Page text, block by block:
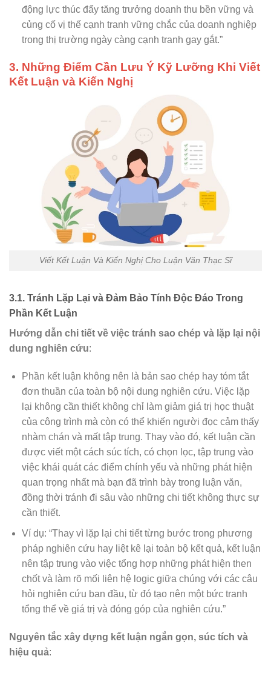
động lực thúc đẩy tăng trưởng doanh thu bền vững và
củng cố vị thế cạnh tranh vững chắc của doanh nghiệp
trong thị trường ngày càng cạnh tranh gay gắt.”
3. Những Điểm Cần Lưu Ý Kỹ Lưỡng Khi Viết
Kết Luận và Kiến Nghị
Viết Kết Luận Và Kiến Nghị Cho Luận Văn Thạc Sĩ
3.1. Tránh Lặp Lại và Đảm Bảo Tính Độc Đáo Trong
Phần Kết Luận
Hướng dẫn chi tiết về việc tránh sao chép và lặp lại nội
dung nghiên cứu:
Phần kết luận không nên là bản sao chép hay tóm tắt
đơn thuần của toàn bộ nội dung nghiên cứu. Việc lặp
lại không cần thiết không chỉ làm giảm giá trị học thuật
của công trình mà còn có thể khiến người đọc cảm thấy
nhàm chán và mất tập trung. Thay vào đó, kết luận cần
được viết một cách súc tích, có chọn lọc, tập trung vào
việc khái quát các điểm chính yếu và những phát hiện
quan trọng nhất mà bạn đã trình bày trong luận văn,
đồng thời tránh đi sâu vào những chi tiết không thực sự
cần thiết.
Ví dụ: “Thay vì lặp lại chi tiết từng bước trong phương
pháp nghiên cứu hay liệt kê lại toàn bộ kết quả, kết luận
nên tập trung vào việc tổng hợp những phát hiện then
chốt và làm rõ mối liên hệ logic giữa chúng với các câu
hỏi nghiên cứu ban đầu, từ đó tạo nên một bức tranh
tổng thể về giá trị và đóng góp của nghiên cứu.”
Nguyên tắc xây dựng kết luận ngắn gọn, súc tích và
hiệu quả: